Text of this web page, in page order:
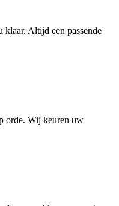
klaar. Altijd een passende
orde. Wij keuren uw